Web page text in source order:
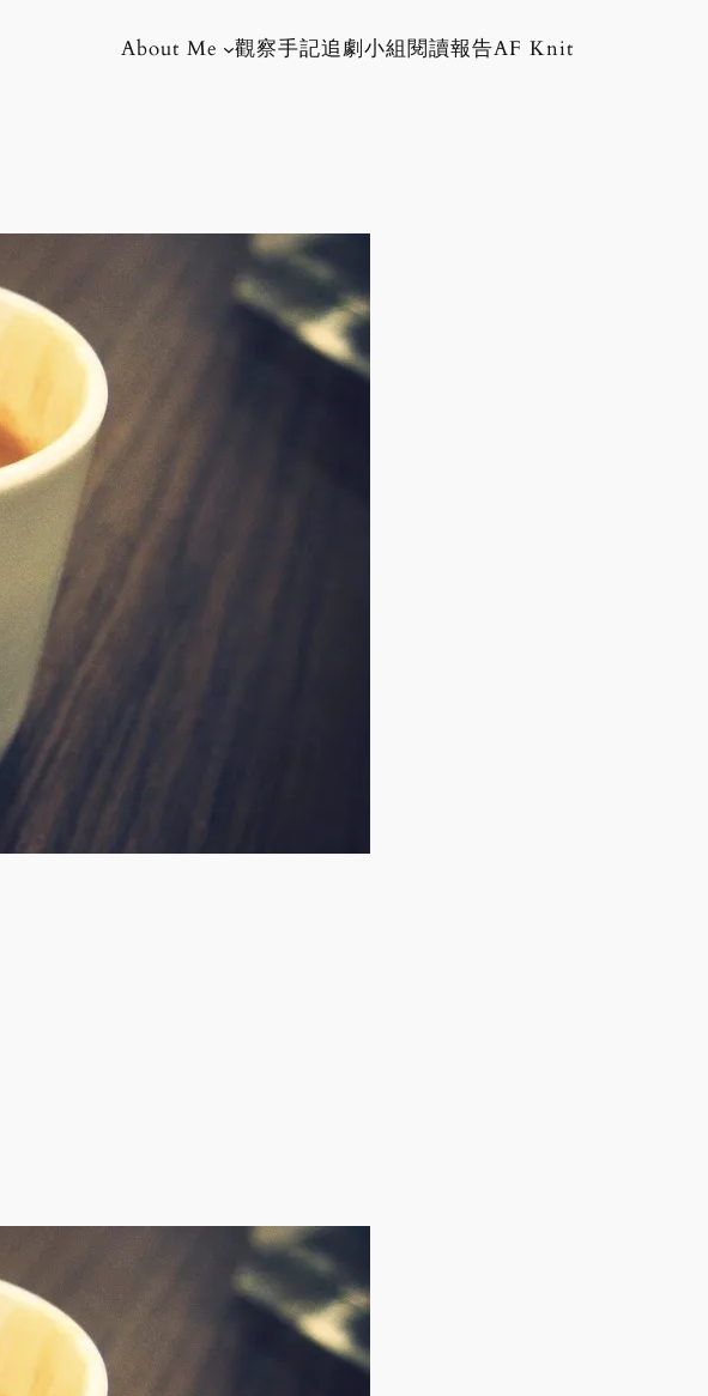
About Me 觀察手記追劇小組閱讀報告AF Knit